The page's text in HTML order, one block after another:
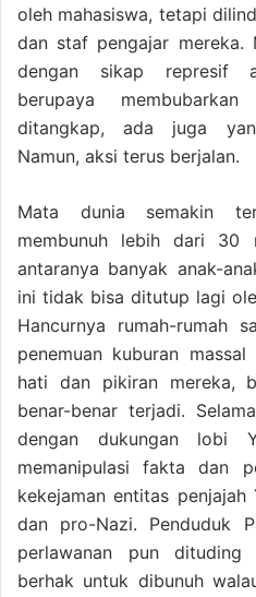
oleh mahasiswa, tetapi
dan staf pengajar mereka.
dengan sikap represif
berupaya
ditangkap, ada juga
Namun, aksi terus berjalan.
Mata dunia semakin
membunuh lebih dari 30
antaranya banyak anak-
ini tidak bisa ditutup lagi
Hancurnya rumah-rumah
penemuan kuburan
hati dan pikiran mereka,
benar-benar terjadi.
dengan dukungan lobi
memanipulasi fakta dan
kekejaman entitas
dan pro-Nazi. Penduduk
perlawanan pun
berhak untuk dibunuh